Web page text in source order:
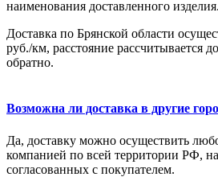
наименования доставленного изделия.
Доставка по Брянской области
руб./км, расстояние рассчитывается
обратно.
Возможна ли доставка в другие
Да, доставку можно осуществить
компанией по всей территории РФ,
согласованных с покупателем.